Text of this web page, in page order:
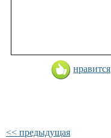
нравится
<< предыдущая